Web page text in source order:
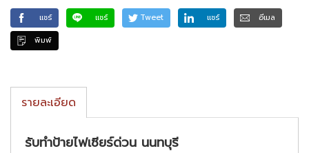
แชร์ แชร์ Tweet แชร์
อีเมล
พิมพ์
รายละเอียด
รับทำป้ายไฟเซียร์ด่วน นนทบุรี